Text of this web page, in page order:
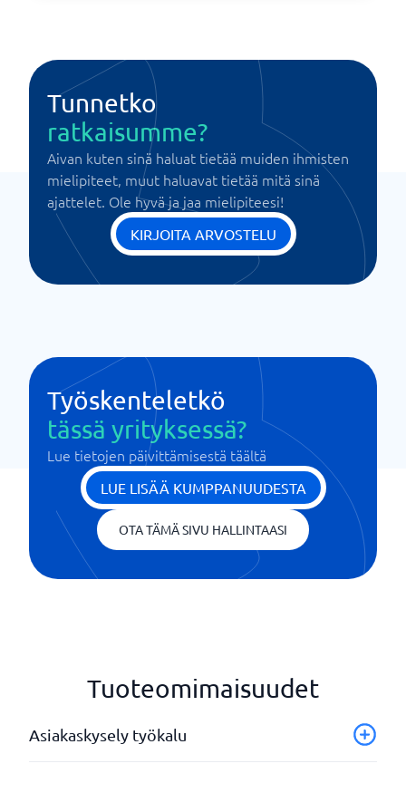
Tunnetko
ratkaisumme?
Aivan kuten sinä haluat tietää muiden ihmisten
mielipiteet, muut haluavat tietää mitä sinä
ajattelet. Ole hyvä ja jaa mielipiteesi!
KIRJOITA ARVOSTELU
Työskenteletkö
tässä yrityksessä?
Lue tietojen päivittämisestä täältä
LUE LISÄÄ KUMPPANUUDESTA
OTA TÄMÄ SIVU HALLINTAASI
Tuoteomimaisuudet
Asiakaskysely työkalu